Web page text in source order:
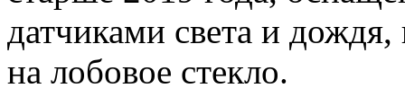
датчиками света и
на лобовое стекло.